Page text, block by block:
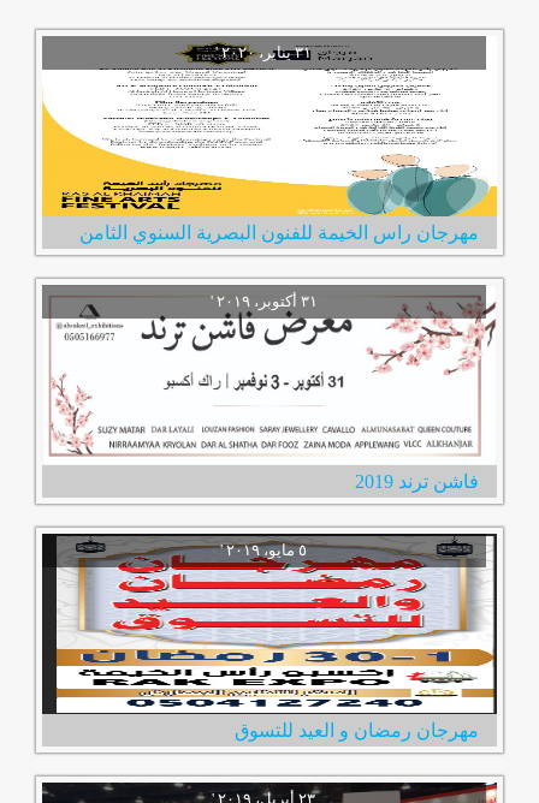
‏٣١ يناير، ٢٠٢٠‏ ‏'‏
مهرجان راس الخيمة للفنون البصرية السنوي الثامن
فاشن ترند 2019
‏٥ مايو، ٢٠١٩‏ ‏'‏
مهرجان رمضان و العيد للتسوق
‏٢٣ أبريل، ٢٠١٩‏ ‏'‏